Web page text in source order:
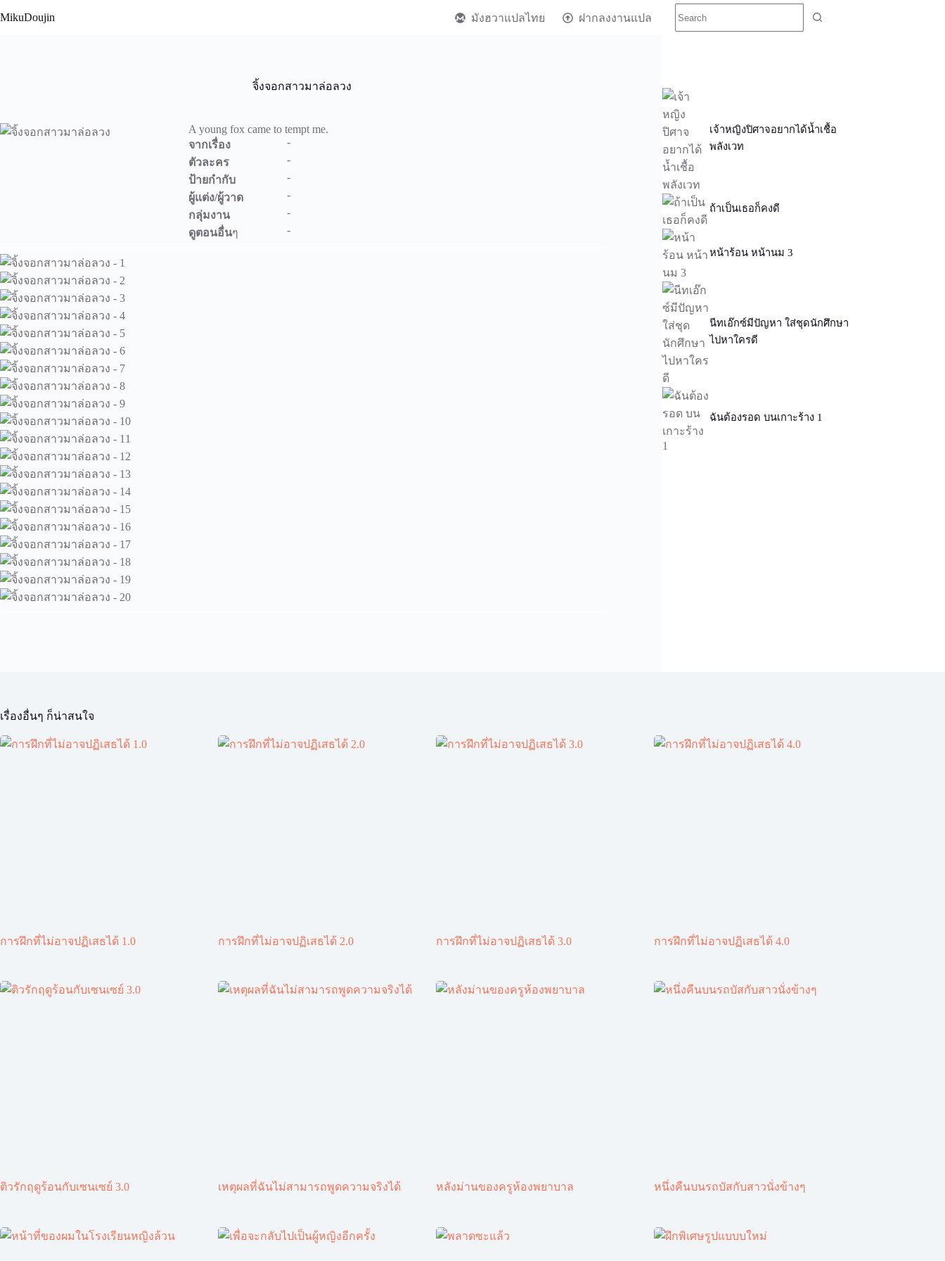
to
MikuDoujin มังฮวาแปลไทย ฝากลงงานแปล
จิ้งจอกสาวมาล่อลวง
A young fox came to tempt me.
จากเรื่อง
-
ตัวละคร
-
ป้ายกำกับ
-
ผู้แต่ง/ผู้วาด
-
กลุ่มงาน
-
ดูตอนอื่นๆ -
เจ้าหญิงปิศาจอยากได้น้ำเชื้อ
พลังเวท
ถ้าเป็นเธอก็คงดี
หน้าร้อน หน้านม 3
นีทเอ๊กซ์มีปัญหา ใส่ชุดนักศึกษา
ไปหาใครดี
ฉันต้องรอด บนเกาะร้าง 1
เรื่องอื่นๆ ก็น่าสนใจ
การฝึกที่ไม่อาจปฏิเสธได้ 1.0 การฝึกที่ไม่อาจปฏิเสธได้ 2.0 การฝึกที่ไม่อาจปฏิเสธได้ 3.0 การฝึกที่ไม่อาจปฏิเสธได้ 4.0
ติวรักฤดูร้อนกับเซนเซย์ 3.0 เหตุผลที่ฉันไม่สามารถพูดความจริงได้ หลังม่านของครูห้องพยาบาล หนึ่งคืนบนรถบัสกับสาวนั่งข้างๆ